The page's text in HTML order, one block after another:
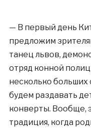
— В первый день
предложим
танец львов,
отряд конной
несколько больших
будем раздавать
конверты. Вообще,
традиция, когда